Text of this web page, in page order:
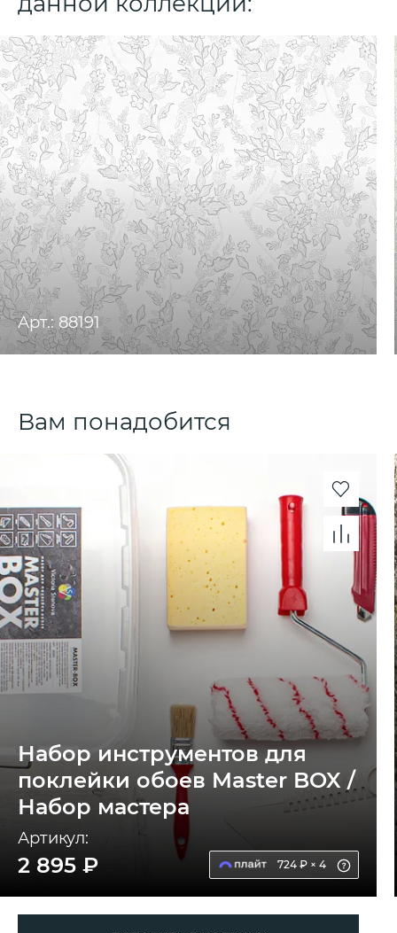
Арт.: 88191
Вам понадобится
Набор инструментов для
поклейки обоев Master BOX /
Набор мастера
Артикул:
2 895 ₽ 724 ₽ × 4